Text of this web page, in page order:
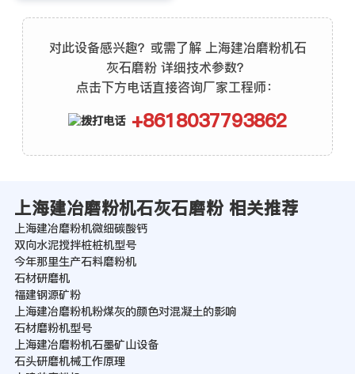
对此设备感兴趣？或需了解 上海建冶磨粉机石
灰石磨粉 详细技术参数？
点击下方电话直接咨询厂家工程师：
+8618037793862
上海建冶磨粉机石灰石磨粉 相关推荐
上海建冶磨粉机微细碳酸钙
双向水泥搅拌桩桩机型号
今年那里生产石料磨粉机
石材研磨机
福建钢源矿粉
上海建冶磨粉机粉煤灰的颜色对混凝土的影响
石材磨粉机型号
上海建冶磨粉机石墨矿山设备
石头研磨机械工作原理